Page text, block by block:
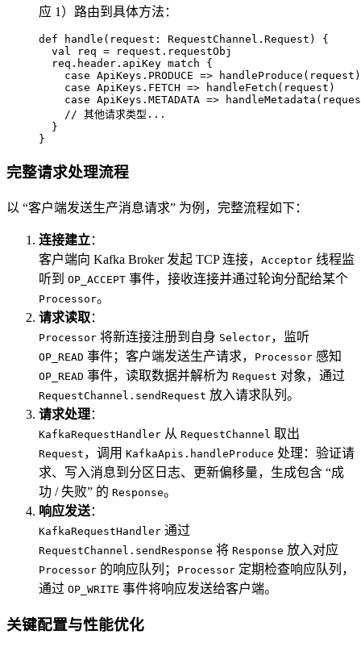
应 1）路由到具体方法：
def handle (request: RequestChannel . Request ) {
val
req = request.requestObj
  req.header.apiKey
match {
case ApiKeys . PRODUCE => handleProduce(request)
case ApiKeys . FETCH => handleFetch(request)
case ApiKeys . METADATA =>
// 其他请求类型...
  }
}
完整请求处理流程
以 “客户端发送生产消息请求” 为例，完整流程如下：
连接建立：
客户端向 Kafka Broker 发起 TCP 连接， Acceptor 线程监
听到 OP_ACCEPT 事件，接收连接并通过轮询分配给某个
Processor。
请求读取：
Processor 将新连接注册到自身 Selector，监听
OP_READ 事件；客户端发送生产请求， Processor 感知
OP_READ 事件，读取数据并解析为 Request 对象，通过
RequestChannel.sendRequest 放入请求队列。
请求处理：
KafkaRequestHandler 从 RequestChannel 取出
Request ，调用 KafkaApis.handleProduce 处理：验证请
求、写入消息到分区日志、更新偏移量，生成包含 “成
功 / 失败” 的 Response。
响应发送：
KafkaRequestHandler 通过
RequestChannel.sendResponse 将 Response 放入对应
Processor 的响应队列； Processor 定期检查响应队列，
通过 OP_WRITE 事件将响应发送给客户端。
关键配置与性能优化